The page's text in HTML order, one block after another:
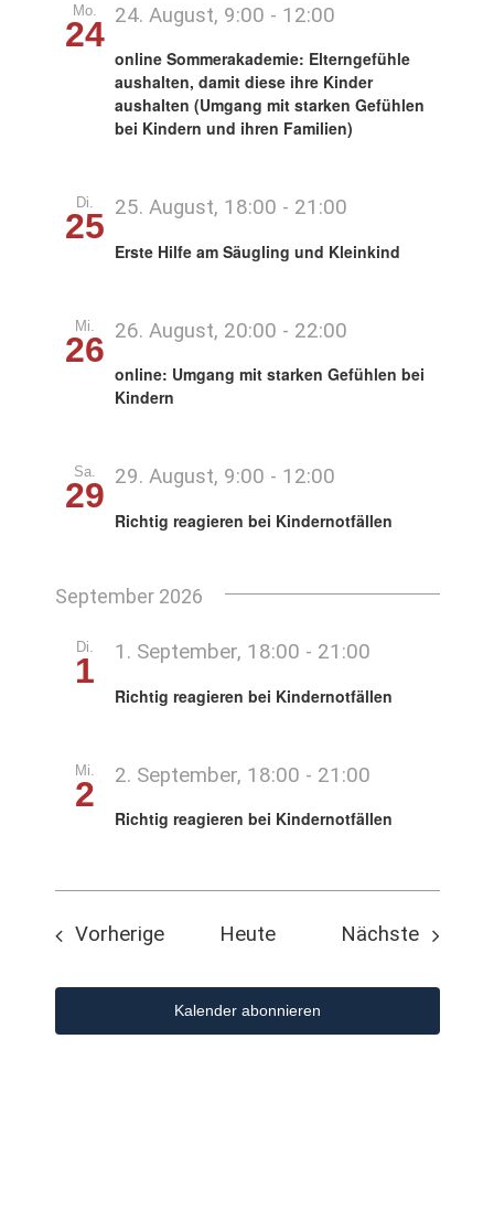
Mo.
24
online Sommerakademie: Elterngefühle
aushalten, damit diese ihre Kinder
aushalten (Umgang mit starken Gefühlen
bei Kindern und ihren Familien)
24. August, 9:00 - 12:00
Di.
25
Erste Hilfe am Säugling und Kleinkind
25. August, 18:00 - 21:00
Mi.
26
online: Umgang mit starken Gefühlen bei
Kindern
26. August, 20:00 - 22:00
Sa.
29
Richtig reagieren bei Kindernotfällen
29. August, 9:00 - 12:00
September 2026
Di.
1
Richtig reagieren bei Kindernotfällen
1. September, 18:00 - 21:00
Mi.
2
Richtig reagieren bei Kindernotfällen
2. September, 18:00 - 21:00
VorherigeVeranstaltungen
Heute Nächste
Kalender abonnieren